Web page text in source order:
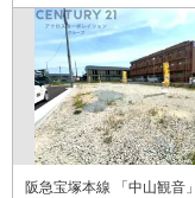
阪急宝塚本線 「中山観音